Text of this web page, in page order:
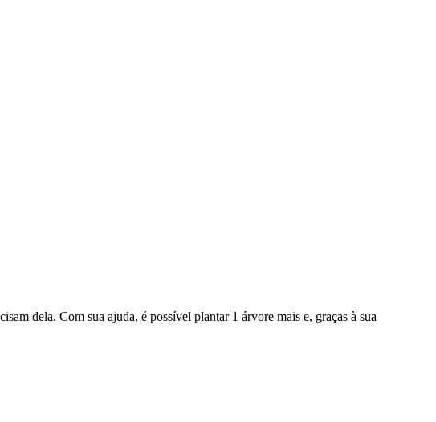
dela. Com sua ajuda, é possível plantar 1 árvore mais e, graças à sua